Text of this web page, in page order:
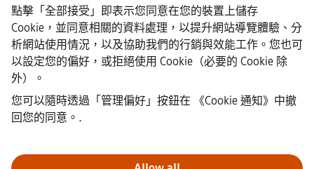
點擊「全部接受」即表示您同意在您的裝置上儲存
Cookie，並同意相關的資料處理，以提升網站導覽體驗、分
析網站使用情況，以及協助我們的行銷與效能工作。您也可
以設定您的偏好，或拒絕使用 Cookie（必要的 Cookie 除
外）。
您可以隨時透過「管理偏好」按鈕在
《Cookie 通知》中撤
回您的同意。 .
公司資訊
·
隱私權聲明
·
Cookie 聲明連結
·